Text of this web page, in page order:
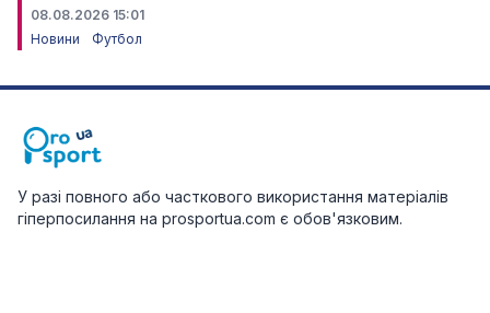
08.08.2026 15:01
Новини
Футбол
У разі повного або часткового використання матеріалів
гіперпосилання на prosportua.com є обов'язковим.